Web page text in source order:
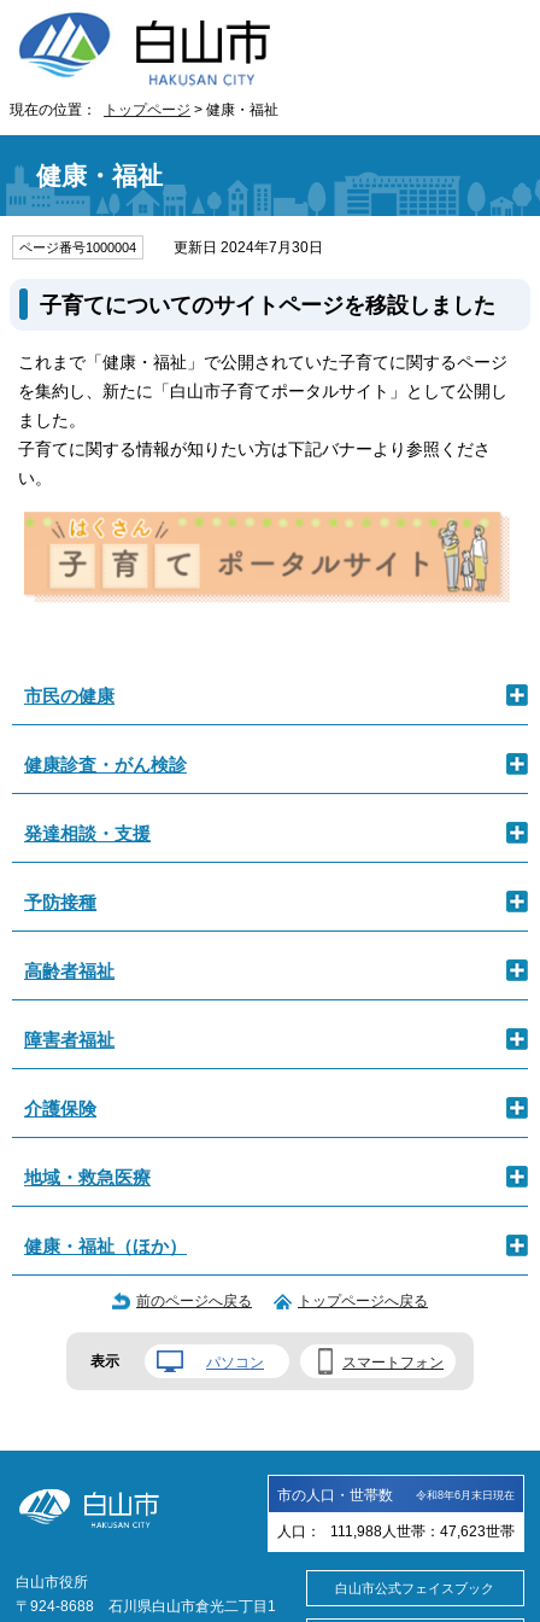
現在の位置： トップページ > 健康・福祉
健康・福祉
ページ番号1000004 更新日 2024年7月30日
子育てについてのサイトページを移設しました
これまで「健康・福祉」で公開されていた子育てに関するページ
を集約し、新たに「白山市子育てポータルサイト」として公開し
ました。
子育てに関する情報が知りたい方は下記バナーより参照くださ
い。
市民の健康
健康診査・がん検診
発達相談・支援
予防接種
高齢者福祉
障害者福祉
介護保険
地域・救急医療
健康・福祉（ほか）
前のページへ戻る トップページへ戻る
表示 パソコン スマートフォン
市の人口・世帯数 令和8年6月末日現在
人口： 111,988人世帯： 47,623世帯
白山市役所
〒924-8688 石川県白山市倉光二丁目1
白山市公式フェイスブック